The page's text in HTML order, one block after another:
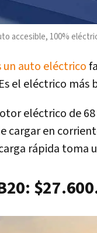
accesible, 100%
un auto eléctrico
el eléctrico más
eléctrico de
cargar en
rápida toma